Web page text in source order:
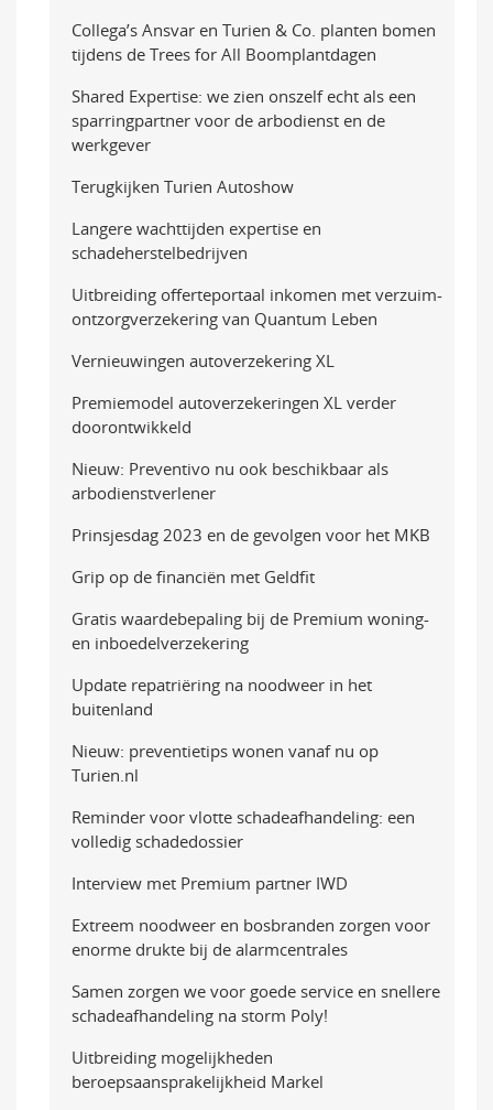
Collega’s Ansvar en Turien & Co. planten bomen
tijdens de Trees for All Boomplantdagen
Shared Expertise: we zien onszelf echt als een
sparringpartner voor de arbodienst en de
werkgever
Terugkijken Turien Autoshow
Langere wachttijden expertise en
schadeherstelbedrijven
Uitbreiding offerteportaal inkomen met verzuim-
ontzorgverzekering van Quantum Leben
Vernieuwingen autoverzekering XL
Premiemodel autoverzekeringen XL verder
doorontwikkeld
Nieuw: Preventivo nu ook beschikbaar als
arbodienstverlener
Prinsjesdag 2023 en de gevolgen voor het MKB
Grip op de financiën met Geldfit
Gratis waardebepaling bij de Premium woning-
en inboedelverzekering
Update repatriëring na noodweer in het
buitenland
Nieuw: preventietips wonen vanaf nu op
Turien.nl
Reminder voor vlotte schadeafhandeling: een
volledig schadedossier
Interview met Premium partner IWD
Extreem noodweer en bosbranden zorgen voor
enorme drukte bij de alarmcentrales
Samen zorgen we voor goede service en snellere
schadeafhandeling na storm Poly!
Uitbreiding mogelijkheden
beroepsaansprakelijkheid Markel